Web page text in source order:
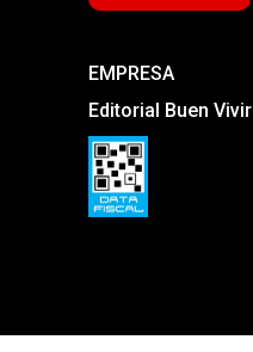
EMPRESA
Editorial Buen Vivir